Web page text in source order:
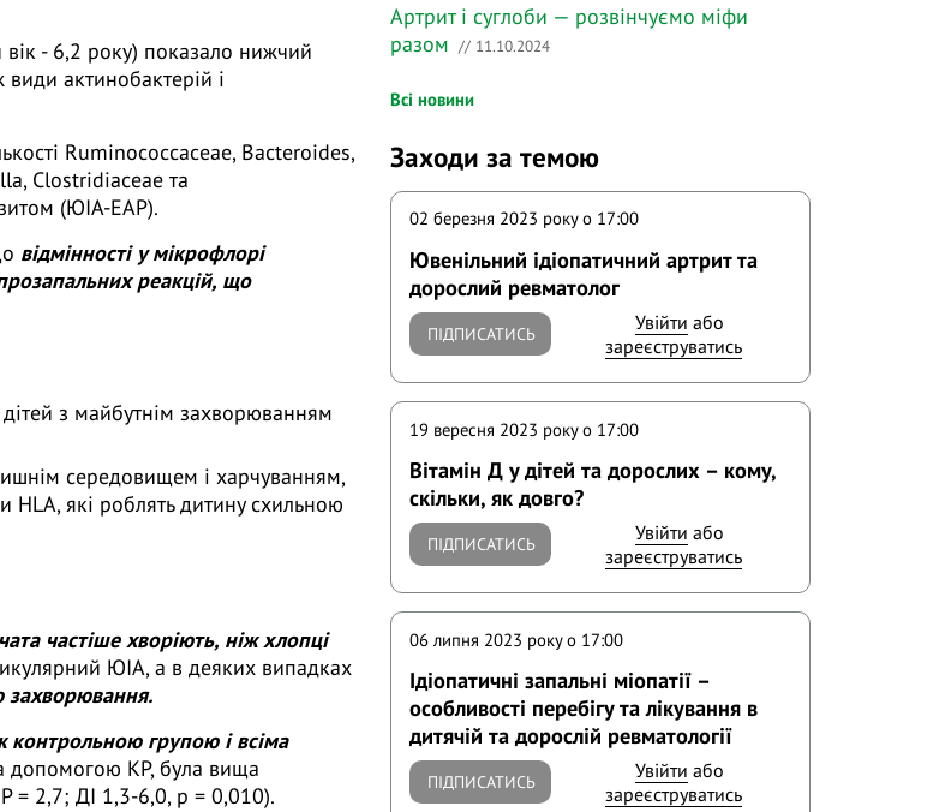
- 6,2 року) показало нижчий
актинобактерій і
Ruminococcaceae, Bacteroides,
Clostridiaceae та
(ЮІА-ЕАР).
відмінності у мікрофлорі
реакцій, що
з майбутнім захворюванням
середовищем і харчуванням,
HLA, які роблять дитину схильною
частіше хворіють, ніж хлопці
ЮІА, а в деяких випадках
захворювання.
контрольною групою і всіма
допомогою КР, була вища
= 2,7; ДІ 1,3-6,0, р = 0,010).
Артрит і суглоби — розвінчуємо міфи
разом // 11.10.2024
Всі новини
Заходи за темою
02 березня 2023 року o 17:00
Ювенільний ідіопатичний артрит та
дорослий ревматолог
ПІДПИСАТИСЬ Увійти або
зареєструватись
19 вересня 2023 року o 17:00
Вітамін Д у дітей та дорослих – кому,
скільки, як довго?
ПІДПИСАТИСЬ Увійти або
зареєструватись
06 липня 2023 року o 17:00
Ідіопатичні запальні міопатії –
особливості перебігу та лікування в
дитячій та дорослій ревматології
ПІДПИСАТИСЬ Увійти або
зареєструватись